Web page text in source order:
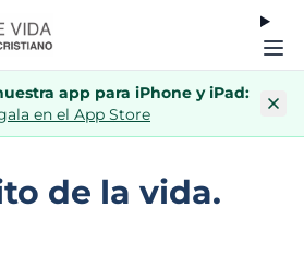
app para iPhone y iPad:
en el App Store
de la vida.